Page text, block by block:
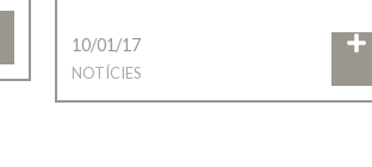
10/01/17
NOTÍCIES